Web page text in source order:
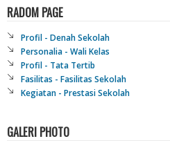
RADOM PAGE
Profil - Denah Sekolah
Personalia - Wali Kelas
Profil - Tata Tertib
Fasilitas - Fasilitas Sekolah
Kegiatan - Prestasi Sekolah
GALERI PHOTO